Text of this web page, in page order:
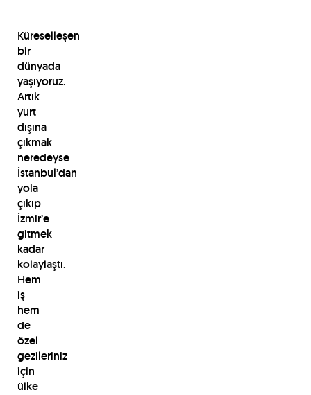
Küreselleşen
bir
dünyada
yaşıyoruz.
Artık
yurt
dışına
çıkmak
neredeyse
İstanbul’dan
yola
çıkıp
İzmir’e
gitmek
kadar
kolaylaştı.
Hem
iş
hem
de
özel
gezileriniz
için
ülke